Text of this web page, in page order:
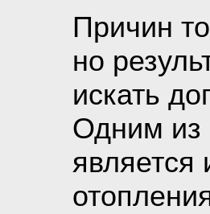
Причин
но
искать
Одним из
является